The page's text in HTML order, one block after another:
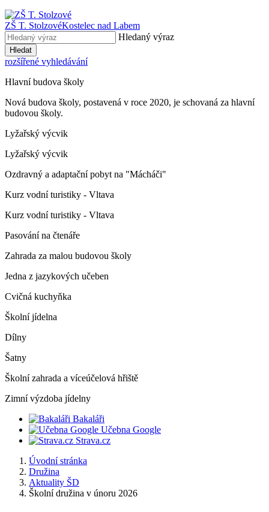
ZŠ T. StolzovéKostelec nad Labem
Hledaný výraz
Hledat
rozšířené vyhledávání
Hlavní budova školy
Nová budova školy, postavená v roce 2020, je schovaná za hlavní
budovou školy.
Lyžařský výcvik
Lyžařský výcvik
Ozdravný a adaptační pobyt na "Mácháči"
Kurz vodní turistiky - Vltava
Kurz vodní turistiky - Vltava
Pasování na čtenáře
Zahrada za malou budovou školy
Jedna z jazykových učeben
Cvičná kuchyňka
Školní jídelna
Dílny
Šatny
Školní zahrada a víceúčelová hřiště
Zimní výzdoba jídelny
Bakaláři
Učebna Google
Strava.cz
Úvodní stránka
Družina
Aktuality ŠD
Školní družina v únoru 2026